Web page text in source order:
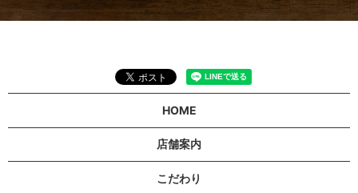
HOME
店舗案内
こだわり